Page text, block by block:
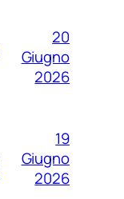
20
Giugno
2026
19
Giugno
2026